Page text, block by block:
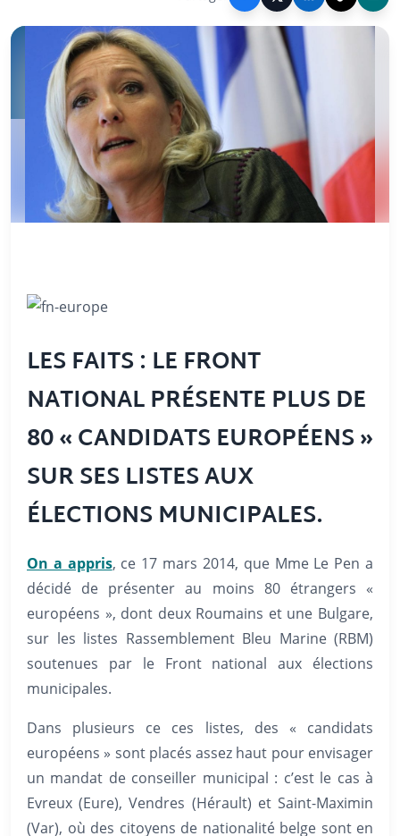
LES FAITS : LE FRONT
NATIONAL PRÉSENTE PLUS DE
80 « CANDIDATS EUROPÉENS »
SUR SES LISTES AUX
ÉLECTIONS MUNICIPALES.
On a appris, ce 17 mars 2014, que Mme Le Pen a
décidé de présenter au moins 80 étrangers «
européens », dont deux Roumains et une Bulgare,
sur les listes Rassemblement Bleu Marine (RBM)
soutenues par le Front national aux élections
municipales.
Dans plusieurs ce ces listes, des « candidats
européens » sont placés assez haut pour envisager
un mandat de conseiller municipal : c’est le cas à
Evreux (Eure), Vendres (Hérault) et Saint-Maximin
(Var), où des citoyens de nationalité belge sont en